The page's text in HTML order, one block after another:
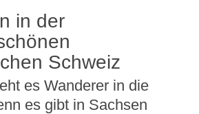
in der
Schweiz
es Wanderer in die
es gibt in Sachsen